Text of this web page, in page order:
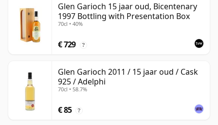
Glen Garioch 15 jaar oud, Bicentenary
1997 Bottling with Presentation Box
70cl • 40%
€ 729 ?
Glen Garioch 2011 / 15 jaar oud / Cask
925 / Adelphi
70cl • 58.7%
€ 85 ?